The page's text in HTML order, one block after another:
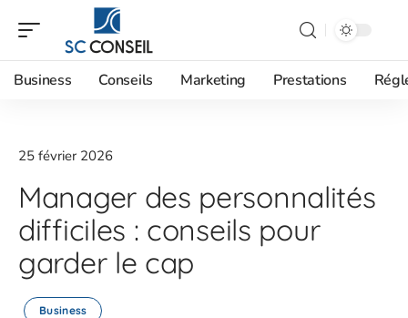
Business Conseils Marketing Prestations
25 février 2026
Manager des personnalités
difficiles : conseils pour
garder le cap
Business